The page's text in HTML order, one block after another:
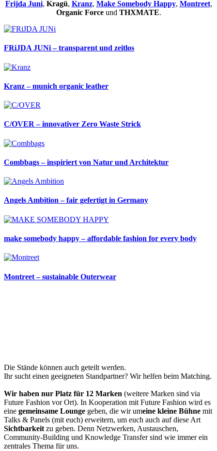
Frijda Juni, Kragü, Kranz, Make Somebody Happy, Montreet,
Organic Forceund THXMATE.
FRiJDA JUNi – transparent und zeitlos
Kranz – munich organic leather
C/OVER – innovativer Zero Waste Strick
Combbags – inspiriert von Natur und Architektur
Angels Ambition – fair gefertigt in Germany
make somebody happy – affordable fashion for every body
Montreet – sustainable Outerwear
Die Stände können auch geteilt werden.
Ihr sucht einen geeigneten Standpartner? Wir helfen beim Matching.
Wir haben nur Platz für 12 Marken (weitere Marken sind via
Future Fashion vor Ort). In Kooperation mit Future Fashion wird es
eine gemeinsame Lounge geben, die wir umeine kleine Bühne mit
Talks & Panels (mit euch) erweitern, um euch auch auf diese Art
Sichtbarkeitzu geben. Denn Netzwerken, Austauschen,
Community-Building und Knowledge Transfer sind wie immer ein
zentrales Thema für uns.